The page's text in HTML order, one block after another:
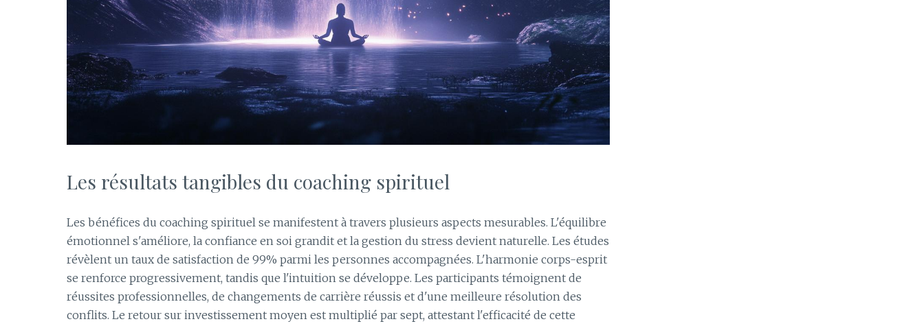
Les résultats tangibles du coaching spirituel
Les bénéfices du coaching spirituel se manifestent à travers plusieurs aspects mesurables. L'équilibre
émotionnel s'améliore, la confiance en soi grandit et la gestion du stress devient naturelle. Les études
révèlent un taux de satisfaction de 99% parmi les personnes accompagnées. L'harmonie corps-esprit
se renforce progressivement, tandis que l'intuition se développe. Les participants témoignent de
réussites professionnelles, de changements de carrière réussis et d'une meilleure résolution des
conflits. Le retour sur investissement moyen est multiplié par sept, attestant l'efficacité de cette